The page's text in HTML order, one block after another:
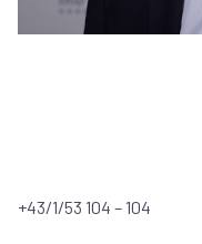
+43/1/53 104 – 104